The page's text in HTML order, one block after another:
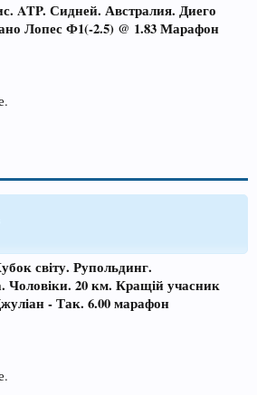
ATP. Сидней. Австралия. Диего
Лопес Ф1(-2.5) @ 1.83 Марафон
світу. Рупольдинг.
Чоловіки. 20 км. Кращій учасник
- Так. 6.00 марафон